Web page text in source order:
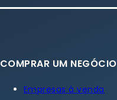
COMPRAR UM NEGÓCIO
Empresas à venda